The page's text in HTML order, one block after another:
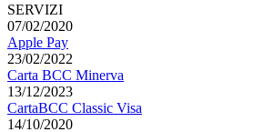
SERVIZI
07/02/2020
Apple Pay
23/02/2022
Carta BCC Minerva
13/12/2023
CartaBCC Classic Visa
14/10/2020